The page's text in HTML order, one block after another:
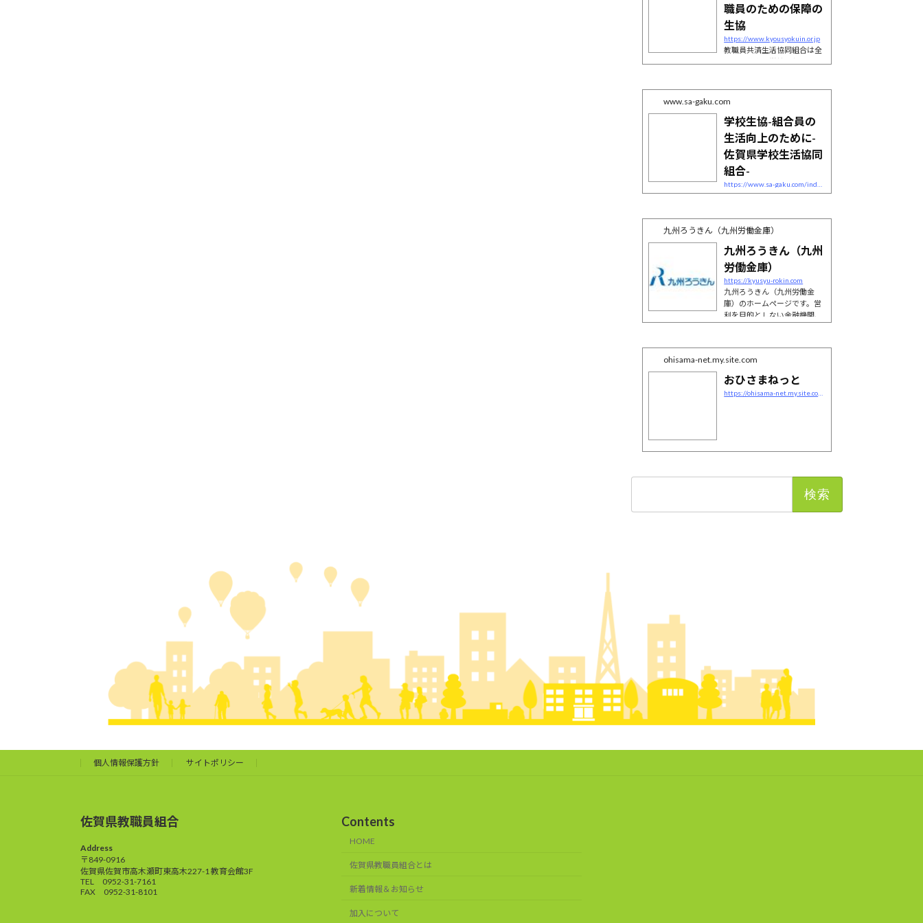
職員のための保障の
生協
https://www.kyousyokuin.or.jp
教職員共済生活協同組合は全
国の国公私立学校にお勤めの
www.sa-gaku.com
学校生協-組合員の
生活向上のために-
佐賀県学校生活協同
組合-
佐賀県学校生協組合員のためのポータルサイト。各
ご案内など、お得な情報が盛りだくさん！組合員の
生活向上を応援します。
九州ろうきん（九州労働金庫）
九州ろうきん（九州
労働金庫）
https://kyusyu-rokin.com
九州ろうきん（九州労働金
庫）のホームページです。営
利を目的としない金融機関、
用意しています。
ohisama-net.my.site.com
おひさまねっと
個人情報保護方針 サイトポリシー
佐賀県教職員組合
Address
〒849-0916
佐賀県佐賀市高木瀬町東高木227-1 教育会館3F
TEL 0952-31-7161
FAX 0952-31-8101
Contents
HOME
佐賀県教職員組合とは
新着情報＆お知らせ
加入について